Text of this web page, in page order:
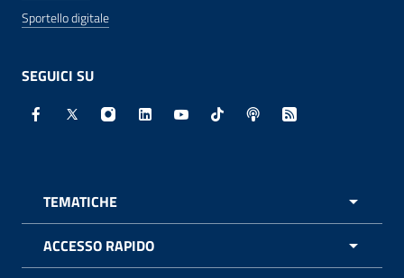
Sportello digitale
SEGUICI SU
Facebook - Sito esterno - Apertura in nuova finestra
X - Sito esterno - Apertura in nuova finestra
Instagram - Sito esterno - Apertura in
Linkedin - Sito esterno - Apertura in
Youtube - Sito esterno -
TikTok - Sito esterno -
Spreaker - Sito
Feed RSS -
TEMATICHE
ACCESSO RAPIDO